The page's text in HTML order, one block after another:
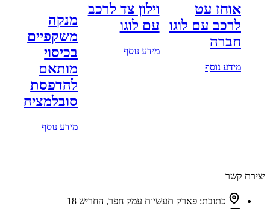
אוחז עט
לרכב עם לוגו
חברה
מידע נוסף
וילון צד לרכב
עם לוגו
מידע נוסף
מנקה
משקפיים
בכיסוי
מותאם
להדפסת
סובלמציה
מידע נוסף
קשר
כתובת:פארק תעשיות עמק חפר, החריש 18